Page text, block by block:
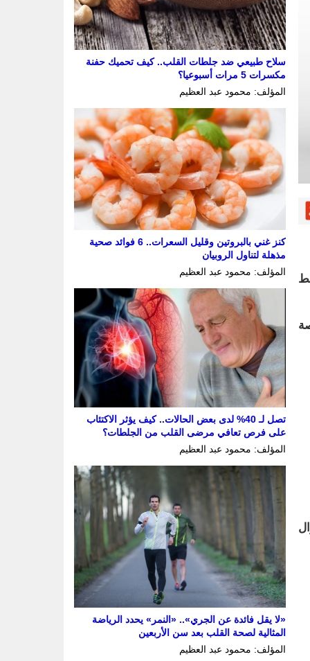
ضوابط
سلاح طبيعي ضد جلطات القلب.. كيف تحميك حفنة
مكسرات 5 مرات أسبوعيا؟
المؤلف: محمود عبد العظيم
كنز غني بالبروتين وقليل السعرات.. 6 فوائد صحية
مذهلة لتناول الروبيان
المؤلف: محمود عبد العظيم
تصل لـ 40% لدى بعض الحالات.. كيف يؤثر الاكتئاب
على فرص تعافي مرضى القلب من الجلطات؟
المؤلف: محمود عبد العظيم
«لا يقل فائدة عن الجري».. «النمر» يحدد الرياضة
المثالية لصحة القلب بعد سن الأربعين
المؤلف: محمود عبد العظيم